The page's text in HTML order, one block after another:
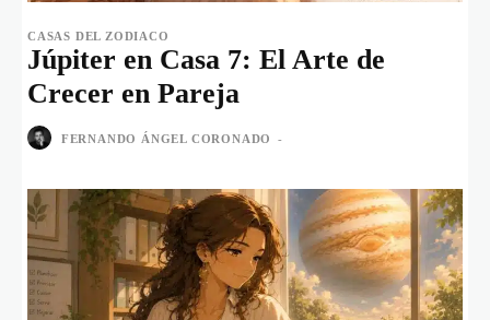
CASAS DEL ZODIACO
Júpiter en Casa 7: El Arte de
Crecer en Pareja
FERNANDO ÁNGEL CORONADO -